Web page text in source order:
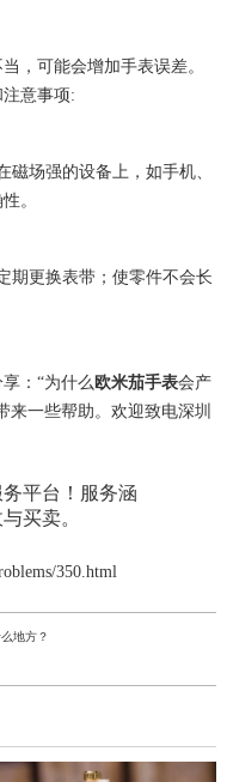
可能会增加手表误差。
意事项:
场强的设备上，如手机、
。
更换表带；使零件不会长
享：“为什么 欧米茄手表会产
一些帮助。欢迎致电深圳
350.html
地方？